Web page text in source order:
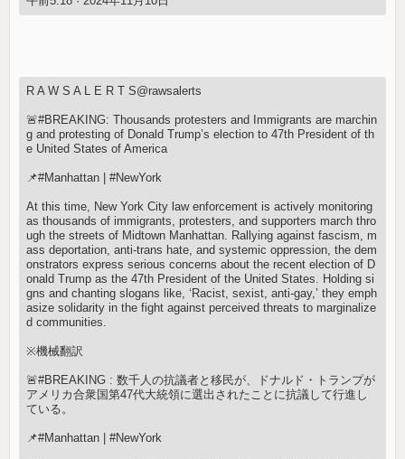
R A W S A L E R T S@rawsalerts
🚨#BREAKING: Thousands protesters and Immigrants are marchin
g and protesting of Donald Trump’s election to 47th President of th
e United States of America
📌#Manhattan | #NewYork
At this time, New York City law enforcement is actively monitoring
as thousands of immigrants, protesters, and supporters march thro
ugh the streets of Midtown Manhattan. Rallying against fascism, m
ass deportation, anti-trans hate, and systemic oppression, the dem
onstrators express serious concerns about the recent election of D
onald Trump as the 47th President of the United States. Holding si
gns and chanting slogans like, ‘Racist, sexist, anti-gay,’ they emph
asize solidarity in the fight against perceived threats to marginalize
d communities.
※機械翻訳
🚨#BREAKING : 数千人の抗議者と移民が、ドナルド・トランプが
アメリカ合衆国第47代大統領に選出されたことに抗議して行進し
ている。
📌#Manhattan | #NewYork